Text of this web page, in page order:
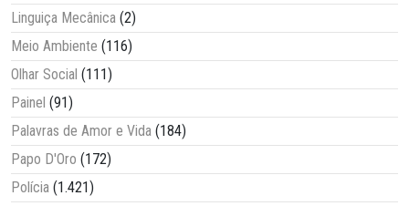
Linguiça Mecânica (2)
Meio Ambiente (116)
Olhar Social (111)
Painel (91)
Palavras de Amor e Vida (184)
Papo D'Oro (172)
Polícia (1.421)